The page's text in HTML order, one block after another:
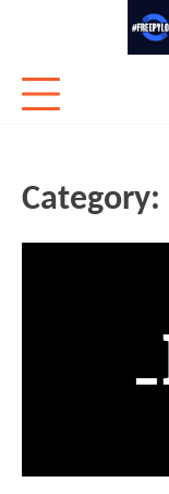
Category: